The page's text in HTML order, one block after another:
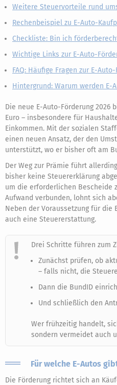
Weitere Steuervorteile rund
Rechenbeispiel zu E-Auto-
Checkliste: Bin ich
Wichtige Links zur E-Auto-
FAQ: Häufige Fragen zur E-
Hintergrund: Warum werden E-
Die neue E-Auto-Förderung 2026
Euro – insbesondere für
Einkommen. Mit der sozialen
einen neuen Ansatz, der den
unterstützt, wo er bisher oft am
Der Weg zur Prämie führt
bisher keine Steuererklärung
um die erforderlichen Bescheide
Aufwand verbunden, lohnt sich
Neben der Voraussetzung für die
auch eine Steuererstattung.
Drei Schritte führen zum
Zunächst prüfen, ob
– falls nicht, die
Dann die BundID
Und schließlich den
Wer frühzeitig handelt,
sondern vermeidet auch
Für welche E-Autos
Die Förderung richtet sich an